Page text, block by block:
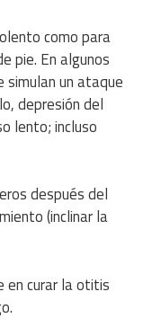
como para
pie. En algunos
un ataque
depresión del
lento; incluso
después del
(inclinar la
en curar la otitis